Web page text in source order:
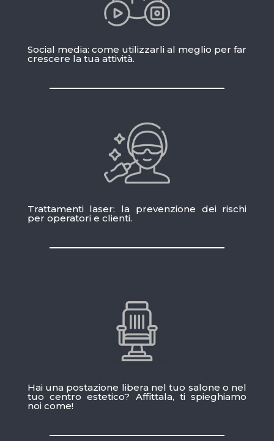
Social media: come utilizzarli al meglio per far
crescere la tua attività.
Trattamenti laser: la prevenzione dei rischi
per operatori e clienti.
Hai una postazione libera nel tuo salone o nel
tuo centro estetico? Affittala, ti spieghiamo
noi come!